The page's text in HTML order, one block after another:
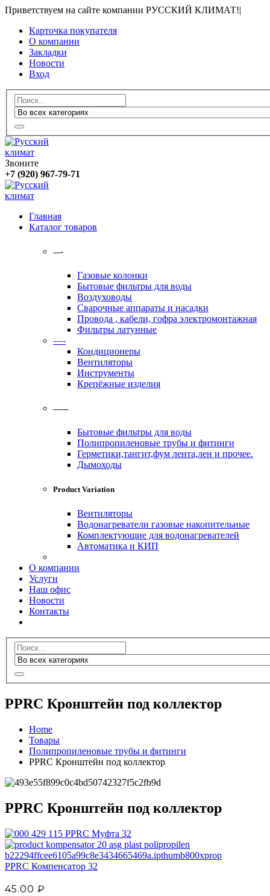
Приветствуем на сайте компании РУССКИЙ КЛИМАТ!|
Карточка покупателя
О компании
Закладки
Новости
Вход
Звоните
+7 (920) 967-79-71
Главная
Каталог товаров
—-
Газовые колонки
Бытовые фильтры для воды
Воздуховоды
Сварочные аппараты и насадки
Провода , кабели, гофра электромонтажная
Фильтры латунные
—-
Кондиционеры
Вентиляторы
Инструменты
Крепёжные изделия
——
Бытовые фильтры для воды
Полипропиленовые трубы и фитинги
Герметики,тангит,фум лента,лен и прочее.
Дымоходы
Product Variation
Вентиляторы
Водонагреватели газовые накопительные
Комплектующие для водонагревателей
Автоматика и КИП
О компании
Услуги
Наш офис
Новости
Контакты
PPRC Кронштейн под коллектор
Home
Товары
Полипропиленовые трубы и фитинги
PPRC Кронштейн под коллектор
PPRC Кронштейн под коллектор
PPRC Муфта 32
PPRC Компенсатор 32
45.00 ₽